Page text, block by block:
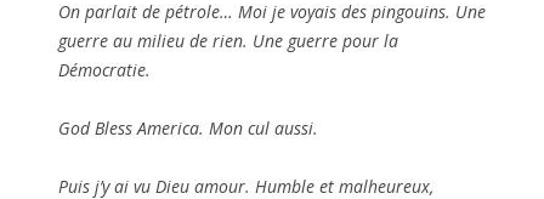
On parlait de pétrole… Moi je voyais des pingouins. Une
guerre au milieu de rien. Une guerre pour la
Démocratie.
God Bless America. Mon cul aussi.
Puis j’y ai vu Dieu amour. Humble et malheureux,